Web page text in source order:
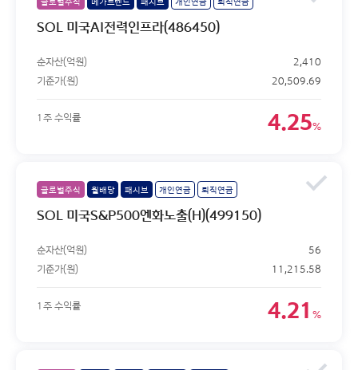
SOL 미국AI전력인프라(486450)
순자산(억원)
2,410
기준가(원)
20,509.69
1주 수익률 4.25%
글로벌주식 월배당 패시브 개인연금 퇴직연금
SOL 미국S&P500엔화노출(H)(499150)
순자산(억원)
56
기준가(원)
11,215.58
1주 수익률 4.21 %